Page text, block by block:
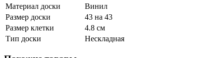
Материал доски
Винил
Размер доски
43 на 43
Размер клетки
4.8 см
Тип доски
Нескладная